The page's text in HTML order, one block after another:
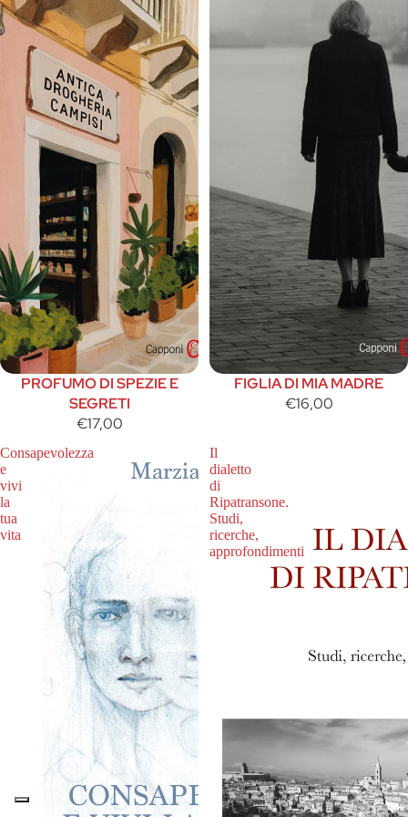
PROFUMO DI SPEZIE E
SEGRETI
€17,00
FIGLIA DI MIA MADRE
€16,00
Consapevolezza
e
vivi
la
tua
vita
Il
dialetto
di
Ripatransone.
Studi,
ricerche,
approfondimenti